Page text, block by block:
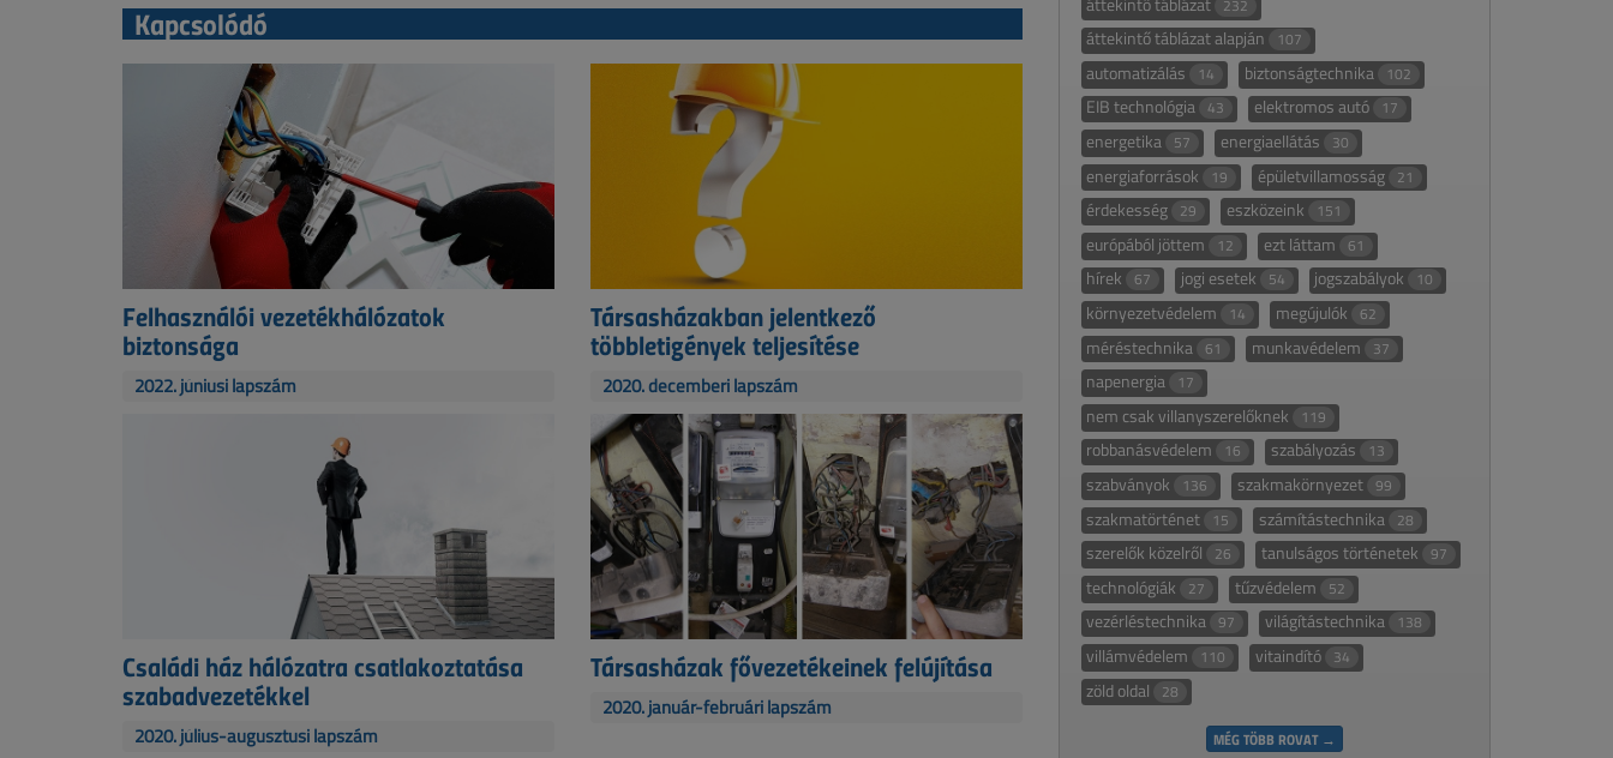
Kapcsolódó
Felhasználói vezetékhálózatok
biztonsága
2022. júniusi lapszám
Társasházakban jelentkező
többletigények teljesítése
2020. decemberi lapszám
Családi ház hálózatra csatlakoztatása
szabadvezetékkel
2020. július-augusztusi lapszám
Társasházak fővezetékeinek felújítása
2020. január-februári lapszám
232
áttekintő táblázat alapján 107
automatizálás 14 biztonságtechnika 102
EIB technológia 43 elektromos autó 17
energetika 57 energiaellátás 30
energiaforrások 19 épületvillamosság 21
érdekesség 29 eszközeink 151
európából jöttem 12 ezt láttam 61
hírek 67 jogi esetek 54 jogszabályok 10
környezetvédelem 14 megújulók 62
méréstechnika 61 munkavédelem 37
napenergia 17
nem csak villanyszerelőknek 119
robbanásvédelem 16 szabályozás 13
szabványok 136 szakmakörnyezet 99
szakmatörténet 15 számítástechnika 28
szerelők közelről 26 tanulságos történetek 97
technológiák 27 tűzvédelem 52
vezérléstechnika 97 világítástechnika 138
villámvédelem 110 vitaindító 34
zöld oldal 28
MÉG TÖBB ROVAT →